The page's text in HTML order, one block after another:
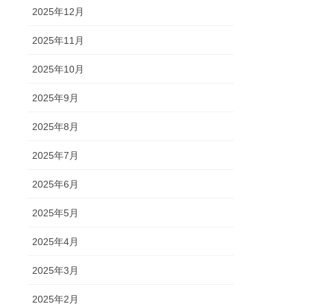
2025年12月
2025年11月
2025年10月
2025年9月
2025年8月
2025年7月
2025年6月
2025年5月
2025年4月
2025年3月
2025年2月